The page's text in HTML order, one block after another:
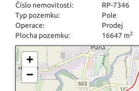
Číslo nemovitosti:
RP-7346
Typ pozemku:
Pole
Operace:
Prodej
Plocha pozemku:
16647 m2
+
−